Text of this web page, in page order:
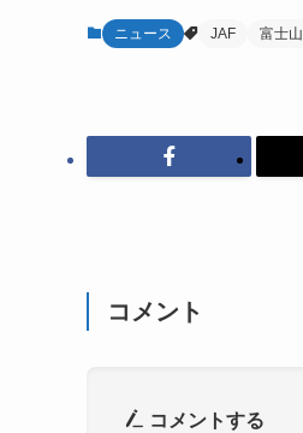
ニュース JAF 富士山
コメント
コメントする